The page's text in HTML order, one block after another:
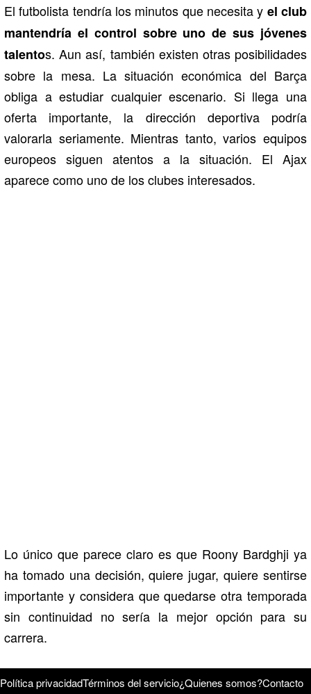
El futbolista tendría los minutos que necesita y el club
mantendría el control sobre uno de sus jóvenes
talentos. Aun así, también existen otras posibilidades
sobre la mesa. La situación económica del Barça
obliga a estudiar cualquier escenario. Si llega una
oferta importante, la dirección deportiva podría
valorarla seriamente. Mientras tanto, varios equipos
europeos siguen atentos a la situación. El Ajax
aparece como uno de los clubes interesados.
Lo único que parece claro es que Roony Bardghji ya
ha tomado una decisión, quiere jugar, quiere sentirse
importante y considera que quedarse otra temporada
sin continuidad no sería la mejor opción para su
carrera.
Política privacidadTérminos del servicio¿Quienes somos?Contacto